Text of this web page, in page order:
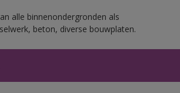
alle binnenondergronden als
beton, diverse bouwplaten.